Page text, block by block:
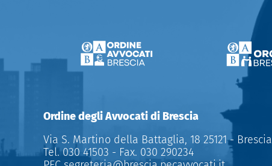
Ordine degli Avvocati di Brescia
Via S. Martino della Battaglia, 18 25121 - Brescia
Tel.030 41503 - Fax. 030 290234